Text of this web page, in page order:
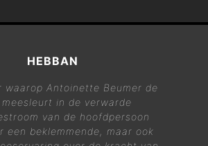
HEBBAN
waarop Antoinette Beumer de
meesleurt in de verwarde
van de hoofdpersoon
een beklemmende, maar ook